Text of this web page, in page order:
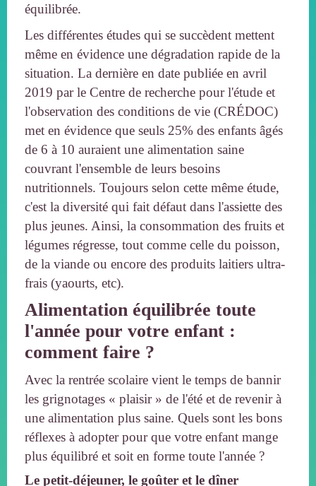
équilibrée.
Les différentes études qui se succèdent mettent
même en évidence une dégradation rapide de la
situation. La dernière en date publiée en avril
2019 par le Centre de recherche pour l'étude et
l'observation des conditions de vie (CRÉDOC)
met en évidence que seuls 25% des enfants âgés
de 6 à 10 auraient une alimentation saine
couvrant l'ensemble de leurs besoins
nutritionnels. Toujours selon cette même étude,
c'est la diversité qui fait défaut dans l'assiette des
plus jeunes. Ainsi, la consommation des fruits et
légumes régresse, tout comme celle du poisson,
de la viande ou encore des produits laitiers ultra-
frais (yaourts, etc).
Alimentation équilibrée toute
l'année pour votre enfant :
comment faire ?
Avec la rentrée scolaire vient le temps de bannir
les grignotages « plaisir » de l'été et de revenir à
une alimentation plus saine. Quels sont les bons
réflexes à adopter pour que votre enfant mange
plus équilibré et soit en forme toute l'année ?
Le petit-déjeuner, le goûter et le dîner